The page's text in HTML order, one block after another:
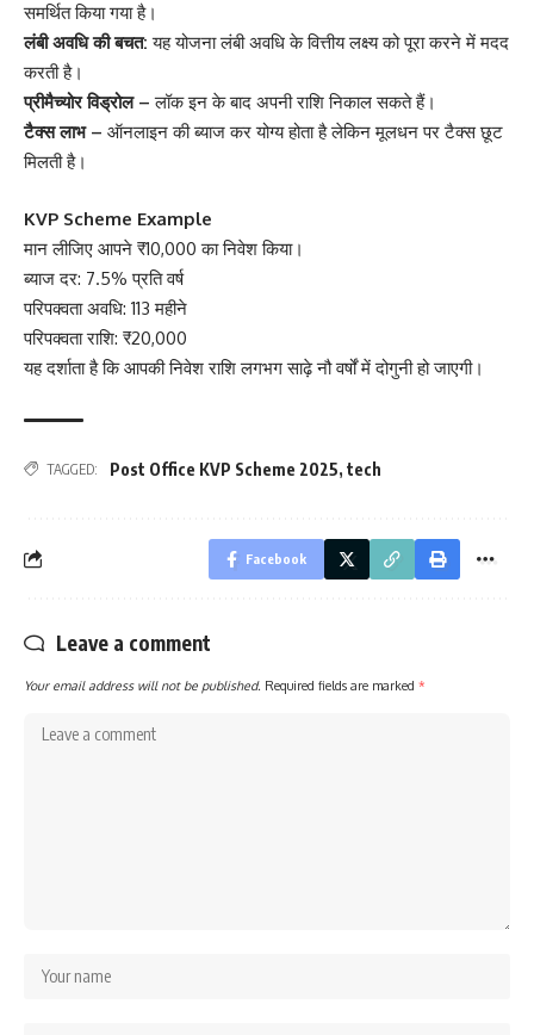
समर्थित किया गया है।
लंबी अवधि की बचत:यह योजना लंबी अवधि के वित्तीय लक्ष्य को पूरा करने में मदद
करती है।
प्रीमैच्योर विड्रोल –लॉक इन के बाद अपनी राशि निकाल सकते हैं।
टैक्स लाभ – ऑनलाइन की ब्याज कर योग्य होता है लेकिन मूलधन पर टैक्स छूट
मिलती है।
KVP Scheme Example
मान लीजिए आपने ₹10,000 का निवेश किया।
ब्याज दर: 7.5% प्रति वर्ष
परिपक्वता अवधि: 113 महीने
परिपक्वता राशि: ₹20,000
यह दर्शाता है कि आपकी निवेश राशि लगभग साढ़े नौ वर्षों में दोगुनी हो जाएगी।
TAGGED: Post Office KVP Scheme 2025, tech
Facebook
Leave a comment
Your email address will not be published. Required fields are marked *